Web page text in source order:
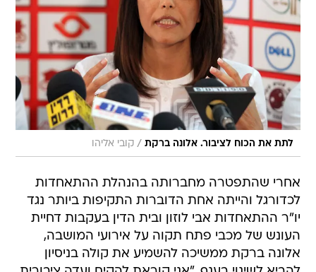
לתת את הכוח לציבור. אלונה ברקת / קובי אליהו
אחרי שהתפטרה מחברותה בהנהלת ההתאחדות
לכדורגל והייתה אחת הדוברות התקיפות ביותר נגד
יו"ר ההתאחדות אבי לוזון ובית הדין בעקבות דחיית
העונש של מכבי פתח תקוה על אירועי המושבה,
אלונה ברקת ממשיכה להשמיע את קולה בניסיון